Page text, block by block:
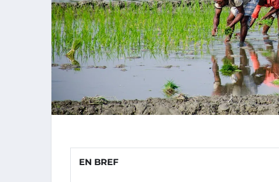
EN BREF